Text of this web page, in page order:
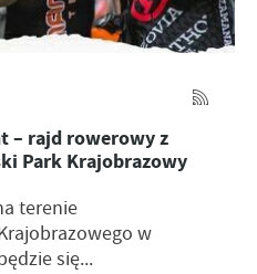
– rajd rowerowy z
Park Krajobrazowy
terenie
w
się...